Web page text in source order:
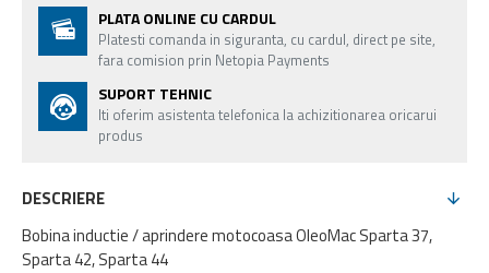
PLATA ONLINE CU CARDUL
Platesti comanda in siguranta, cu cardul, direct pe site,
fara comision prin Netopia Payments
SUPORT TEHNIC
Iti oferim asistenta telefonica la achizitionarea oricarui
produs
DESCRIERE
Bobina inductie / aprindere motocoasa OleoMac Sparta 37,
Sparta 42, Sparta 44